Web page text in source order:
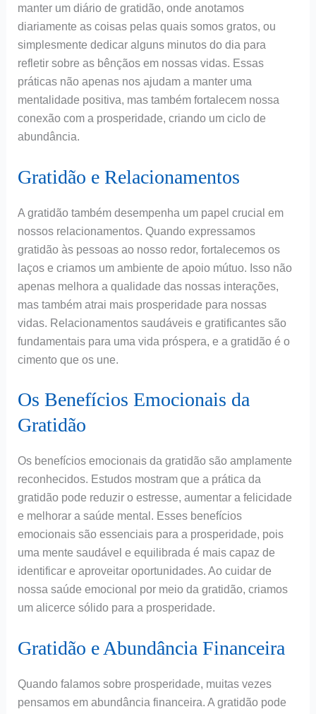
manter um diário de gratidão, onde anotamos
diariamente as coisas pelas quais somos gratos, ou
simplesmente dedicar alguns minutos do dia para
refletir sobre as bênçãos em nossas vidas. Essas
práticas não apenas nos ajudam a manter uma
mentalidade positiva, mas também fortalecem nossa
conexão com a prosperidade, criando um ciclo de
abundância.
Gratidão e Relacionamentos
A gratidão também desempenha um papel crucial em
nossos relacionamentos. Quando expressamos
gratidão às pessoas ao nosso redor, fortalecemos os
laços e criamos um ambiente de apoio mútuo. Isso não
apenas melhora a qualidade das nossas interações,
mas também atrai mais prosperidade para nossas
vidas. Relacionamentos saudáveis e gratificantes são
fundamentais para uma vida próspera, e a gratidão é o
cimento que os une.
Os Benefícios Emocionais da
Gratidão
Os benefícios emocionais da gratidão são amplamente
reconhecidos. Estudos mostram que a prática da
gratidão pode reduzir o estresse, aumentar a felicidade
e melhorar a saúde mental. Esses benefícios
emocionais são essenciais para a prosperidade, pois
uma mente saudável e equilibrada é mais capaz de
identificar e aproveitar oportunidades. Ao cuidar de
nossa saúde emocional por meio da gratidão, criamos
um alicerce sólido para a prosperidade.
Gratidão e Abundância Financeira
Quando falamos sobre prosperidade, muitas vezes
pensamos em abundância financeira. A gratidão pode